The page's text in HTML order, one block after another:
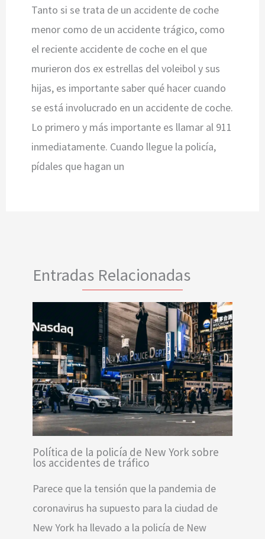
Tanto si se trata de un accidente de coche
menor como de un accidente trágico, como
el reciente accidente de coche en el que
murieron dos ex estrellas del voleibol y sus
hijas, es importante saber qué hacer cuando
se está involucrado en un accidente de coche.
Lo primero y más importante es llamar al 911
inmediatamente. Cuando llegue la policía,
pídales que hagan un
Entradas Relacionadas
Política de la policía de New York sobre
los accidentes de tráfico
Parece que la tensión que la pandemia de
coronavirus ha supuesto para la ciudad de
New York ha llevado a la policía de New